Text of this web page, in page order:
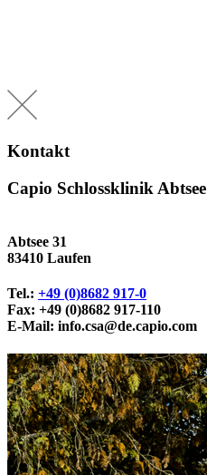
Kontakt
Capio Schlossklinik Abtsee
Abtsee 31
83410 Laufen
Tel.: +49 (0)8682 917-0
Fax: +49 (0)8682 917-110
E-Mail: info.csa@de.capio.com